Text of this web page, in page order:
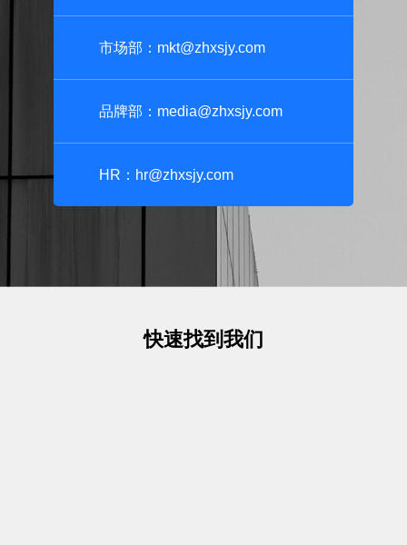
市场部：mkt@zhxsjy.com
品牌部：media@zhxsjy.com
HR：hr@zhxsjy.com
快速找到我们